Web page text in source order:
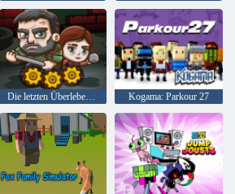
Die letzten Überlebenden Kogama: Parkour 27